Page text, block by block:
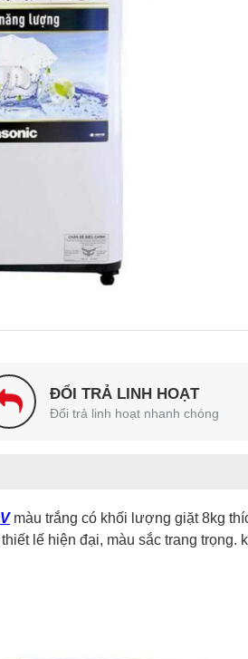
ĐỔI TRẢ LINH HOẠT
Đổi trả linh hoạt nhanh chóng
màu trắng có khối lượng giặt 8kg
lế hiện đại, màu sắc trang trọng.